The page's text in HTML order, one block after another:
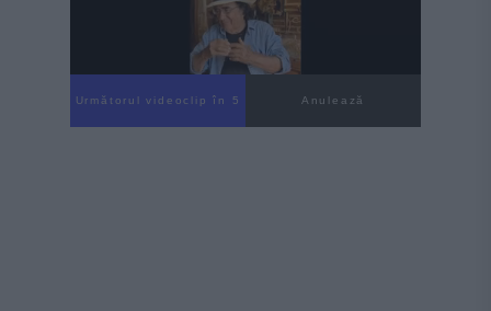
Următorul videoclip în 3 Anulează